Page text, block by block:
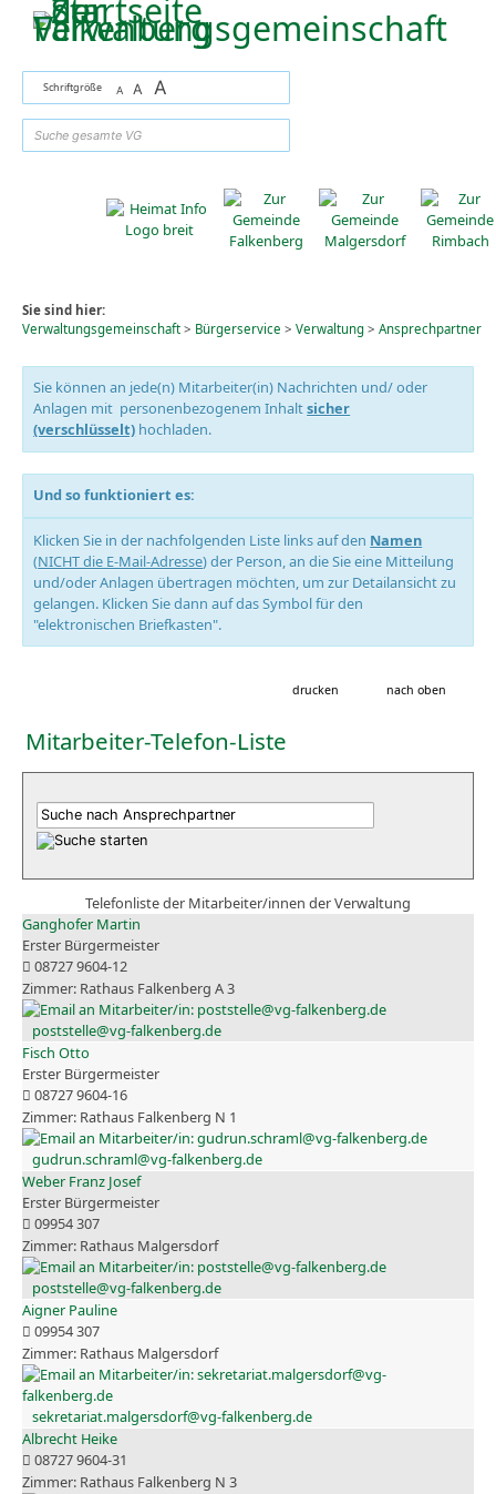
Zum Inhalt,zur Navigationoder
Schriftgröße A A A
Sie sind hier:
Verwaltungsgemeinschaft> Bürgerservice > Verwaltung> Ansprechpartner
Sie können an jede(n) Mitarbeiter(in) Nachrichten und/ oder
Anlagen mit personenbezogenem Inhaltsicher
(verschlüsselt) hochladen.
Und so funktioniert es:
Klicken Sie in der nachfolgenden Liste links auf den Namen
(NICHT die E-Mail-Adresse) der Person, an die Sie eine Mitteilung
und/oder Anlagen übertragen möchten, um zur Detailansicht zu
gelangen. Klicken Sie dann auf das Symbol für den
"elektronischen Briefkasten".
drucken nach oben
Mitarbeiter-Telefon-Liste
Telefonliste der Mitarbeiter/innen der Verwaltung
Ganghofer Martin
Erster Bürgermeister
08727 9604-12
Rathaus Falkenberg A 3
poststelle@vg-falkenberg.de
Fisch Otto
Erster Bürgermeister
08727 9604-16
Rathaus Falkenberg N 1
gudrun.schraml@vg-falkenberg.de
Weber Franz Josef
Erster Bürgermeister
09954 307
Rathaus Malgersdorf
poststelle@vg-falkenberg.de
Aigner Pauline
09954 307
Rathaus Malgersdorf
sekretariat.malgersdorf@vg-falkenberg.de
Albrecht Heike
08727 9604-31
Rathaus Falkenberg N 3